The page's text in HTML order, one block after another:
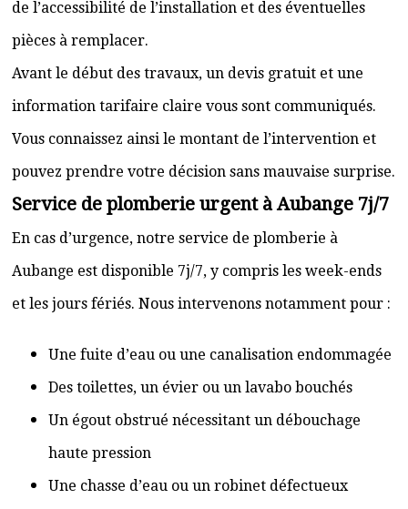
de l’accessibilité de l’installation et des éventuelles
pièces à remplacer.
Avant le début des travaux, un devis gratuit et une
information tarifaire claire vous sont communiqués.
Vous connaissez ainsi le montant de l’intervention et
pouvez prendre votre décision sans mauvaise surprise.
Service de plomberie urgent à Aubange 7j/7
En cas d’urgence, notre service de plomberie à
Aubange est disponible 7j/7, y compris les week-ends
et les jours fériés. Nous intervenons notamment pour :
Une fuite d’eau ou une canalisation endommagée
Des toilettes, un évier ou un lavabo bouchés
Un égout obstrué nécessitant un débouchage
haute pression
Une chasse d’eau ou un robinet défectueux